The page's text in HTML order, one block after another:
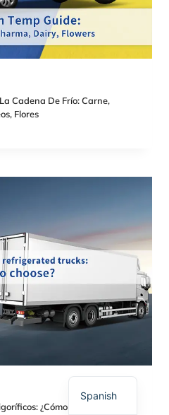
Cadena De Frío: Carne,
Flores
¿cómo Elegir?
Spanish
German
Japanese
Russian
Polish